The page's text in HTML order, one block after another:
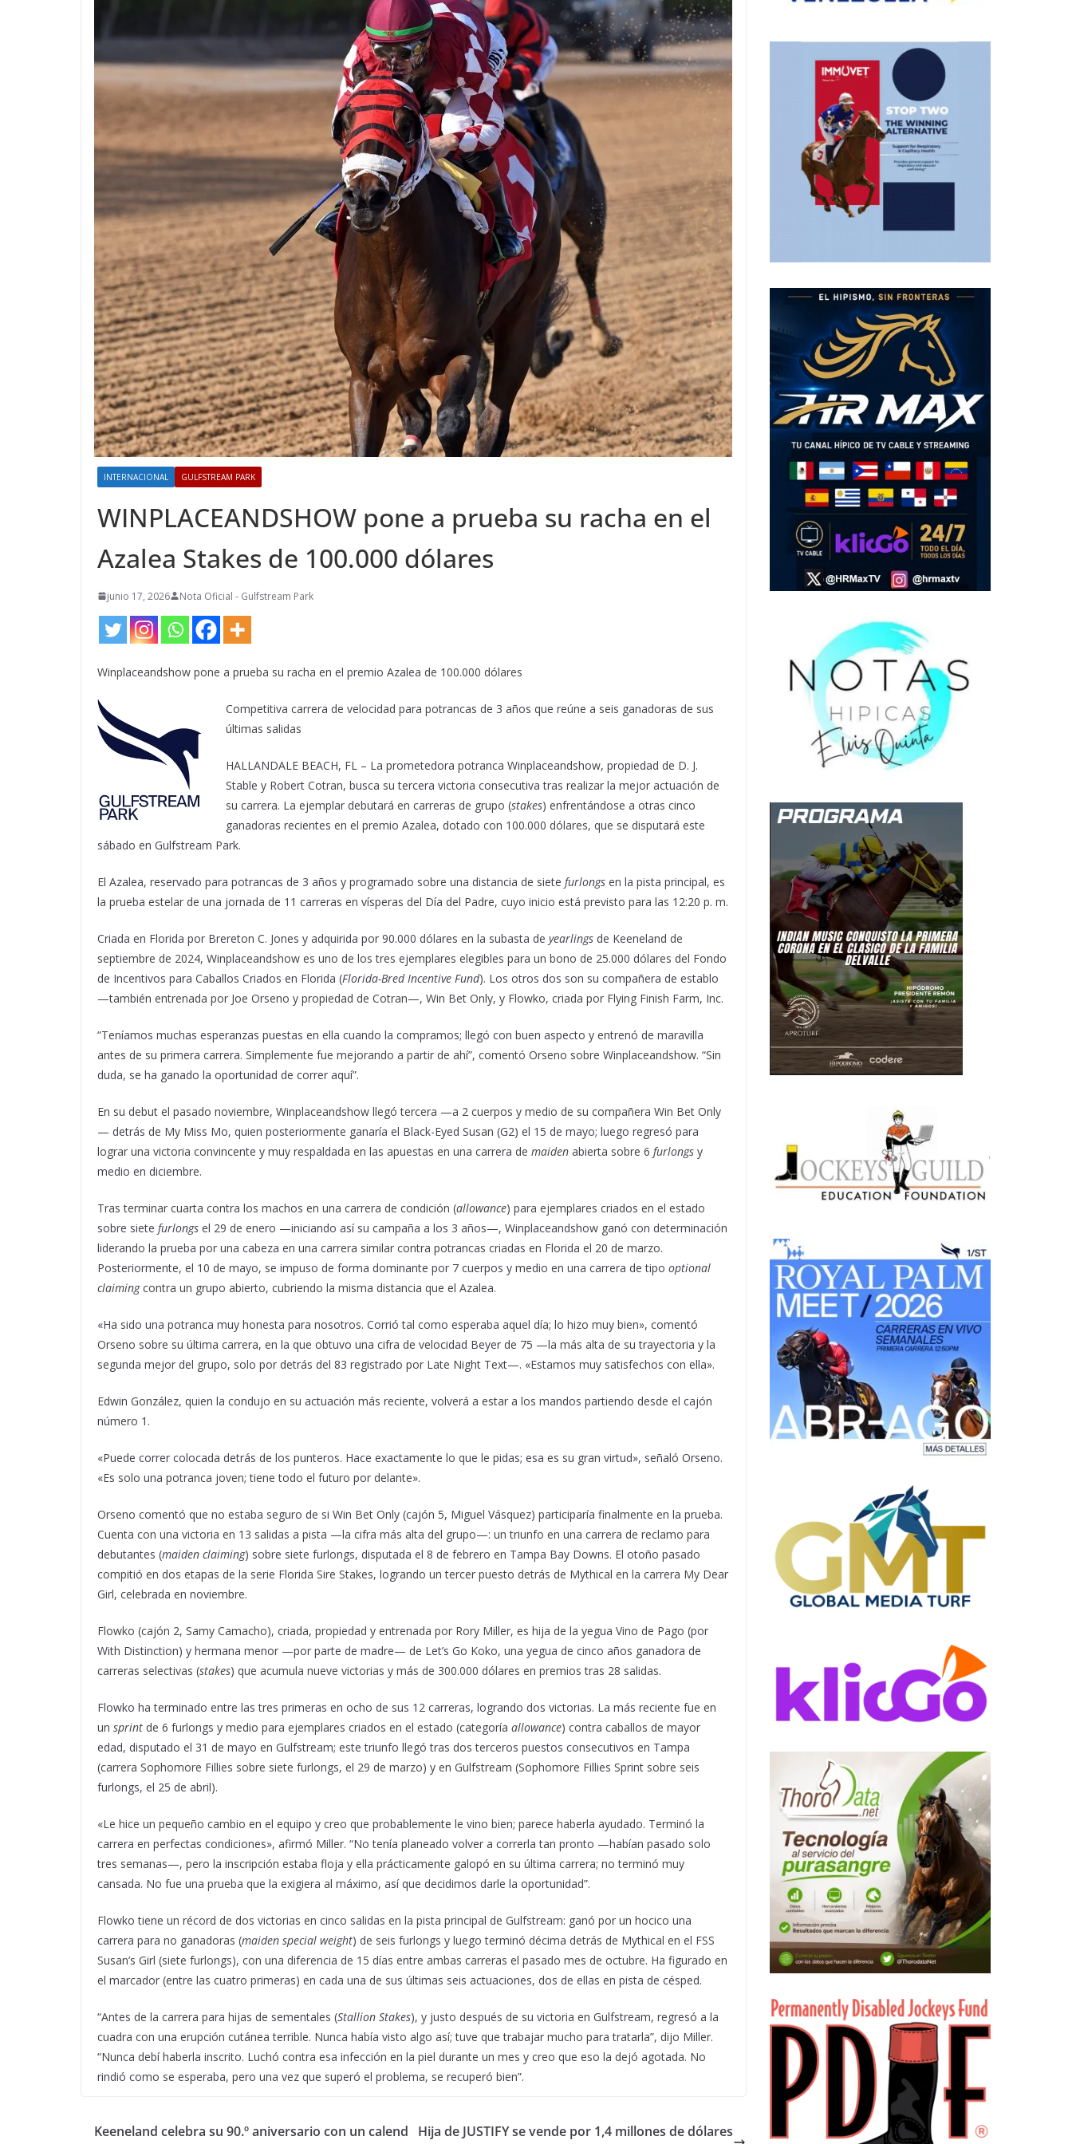
INTERNACIONAL GULFSTREAM PARK
WINPLACEANDSHOW pone a prueba su racha en el
Azalea Stakes de 100.000 dólares
junio 17, 2026 Nota Oficial - Gulfstream Park
Winplaceandshow pone a prueba su racha en el premio Azalea de 100.000 dólares
Competitiva carrera de velocidad para potrancas de 3 años que reúne a seis ganadoras de sus
últimas salidas
HALLANDALE BEACH, FL – La prometedora potranca Winplaceandshow, propiedad de D. J.
Stable y Robert Cotran, busca su tercera victoria consecutiva tras realizar la mejor actuación de
su carrera. La ejemplar debutará en carreras de grupo (stakes) enfrentándose a otras cinco
ganadoras recientes en el premio Azalea, dotado con 100.000 dólares, que se disputará este
sábado en Gulfstream Park.
El Azalea, reservado para potrancas de 3 años y programado sobre una distancia de siete furlongs en la pista principal, es
la prueba estelar de una jornada de 11 carreras en vísperas del Día del Padre, cuyo inicio está previsto para las 12:20 p. m.
Criada en Florida por Brereton C. Jones y adquirida por 90.000 dólares en la subasta de yearlings de Keeneland de
septiembre de 2024, Winplaceandshow es uno de los tres ejemplares elegibles para un bono de 25.000 dólares del Fondo
de Incentivos para Caballos Criados en Florida (Florida-Bred Incentive Fund). Los otros dos son su compañera de establo
—también entrenada por Joe Orseno y propiedad de Cotran—, Win Bet Only, y Flowko, criada por Flying Finish Farm, Inc.
“Teníamos muchas esperanzas puestas en ella cuando la compramos; llegó con buen aspecto y entrenó de maravilla
antes de su primera carrera. Simplemente fue mejorando a partir de ahí”, comentó Orseno sobre Winplaceandshow. “Sin
duda, se ha ganado la oportunidad de correr aquí”.
En su debut el pasado noviembre, Winplaceandshow llegó tercera —a 2 cuerpos y medio de su compañera Win Bet Only
— detrás de My Miss Mo, quien posteriormente ganaría el Black-Eyed Susan (G2) el 15 de mayo; luego regresó para
lograr una victoria convincente y muy respaldada en las apuestas en una carrera de maiden abierta sobre 6 furlongs y ​​
medio en diciembre.
Tras terminar cuarta contra los machos en una carrera de condición (allowance) para ejemplares criados en el estado
sobre siete furlongs el 29 de enero —iniciando así su campaña a los 3 años—, Winplaceandshow ganó con determinación
liderando la prueba por una cabeza en una carrera similar contra potrancas criadas en Florida el 20 de marzo.
Posteriormente, el 10 de mayo, se impuso de forma dominante por 7 cuerpos y medio en una carrera de tipo optional
claimingcontra un grupo abierto, cubriendo la misma distancia que el Azalea.
«Ha sido una potranca muy honesta para nosotros. Corrió tal como esperaba aquel día; lo hizo muy bien», comentó
Orseno sobre su última carrera, en la que obtuvo una cifra de velocidad Beyer de 75 —la más alta de su trayectoria y la
segunda mejor del grupo, solo por detrás del 83 registrado por Late Night Text—. «Estamos muy satisfechos con ella».
Edwin González, quien la condujo en su actuación más reciente, volverá a estar a los mandos partiendo desde el cajón
número 1.
«Puede correr colocada detrás de los punteros. Hace exactamente lo que le pidas; esa es su gran virtud», señaló Orseno.
«Es solo una potranca joven; tiene todo el futuro por delante».
Orseno comentó que no estaba seguro de si Win Bet Only (cajón 5, Miguel Vásquez) participaría finalmente en la prueba.
Cuenta con una victoria en 13 salidas a pista —la cifra más alta del grupo—: un triunfo en una carrera de reclamo para
debutantes (maiden claiming) sobre siete furlongs, disputada el 8 de febrero en Tampa Bay Downs. El otoño pasado
compitió en dos etapas de la serie Florida Sire Stakes, logrando un tercer puesto detrás de Mythical en la carrera My Dear
Girl, celebrada en noviembre.
Flowko (cajón 2, Samy Camacho), criada, propiedad y entrenada por Rory Miller, es hija de la yegua Vino de Pago (por
With Distinction) y hermana menor —por parte de madre— de Let’s Go Koko, una yegua de cinco años ganadora de
carreras selectivas (stakes) que acumula nueve victorias y más de 300.000 dólares en premios tras 28 salidas.
Flowko ha terminado entre las tres primeras en ocho de sus 12 carreras, logrando dos victorias. La más reciente fue en
un sprint de 6 furlongs y medio para ejemplares criados en el estado (categoría allowance) contra caballos de mayor
edad, disputado el 31 de mayo en Gulfstream; este triunfo llegó tras dos terceros puestos consecutivos en Tampa
(carrera Sophomore Fillies sobre siete furlongs, el 29 de marzo) y en Gulfstream (Sophomore Fillies Sprint sobre seis
furlongs, el 25 de abril).
«Le hice un pequeño cambio en el equipo y creo que probablemente le vino bien; parece haberla ayudado. Terminó la
carrera en perfectas condiciones», afirmó Miller. “No tenía planeado volver a correrla tan pronto —habían pasado solo
tres semanas—, pero la inscripción estaba floja y ella prácticamente galopó en su última carrera; no terminó muy
cansada. No fue una prueba que la exigiera al máximo, así que decidimos darle la oportunidad”.
Flowko tiene un récord de dos victorias en cinco salidas en la pista principal de Gulfstream: ganó por un hocico una
carrera para no ganadoras (maiden special weight) de seis furlongs y luego terminó décima detrás de Mythical en el FSS
Susan’s Girl (siete furlongs), con una diferencia de 15 días entre ambas carreras el pasado mes de octubre. Ha figurado en
el marcador (entre las cuatro primeras) en cada una de sus últimas seis actuaciones, dos de ellas en pista de césped.
“Antes de la carrera para hijas de sementales (Stallion Stakes), y justo después de su victoria en Gulfstream, regresó a la
cuadra con una erupción cutánea terrible. Nunca había visto algo así; tuve que trabajar mucho para tratarla”, dijo Miller.
“Nunca debí haberla inscrito. Luchó contra esa infección en la piel durante un mes y creo que eso la dejó agotada. No
rindió como se esperaba, pero una vez que superó el problema, se recuperó bien”.
Keeneland celebra su 90.º aniversario con un calend Hija de JUSTIFY se vende por 1,4 millones de dólares